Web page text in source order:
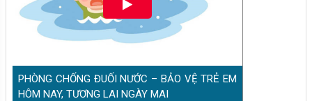
Tiêu chuẩn của ĐBQH khóa XVI và đại biểu
HĐND các cấp nhiệm kỳ 2026-2031